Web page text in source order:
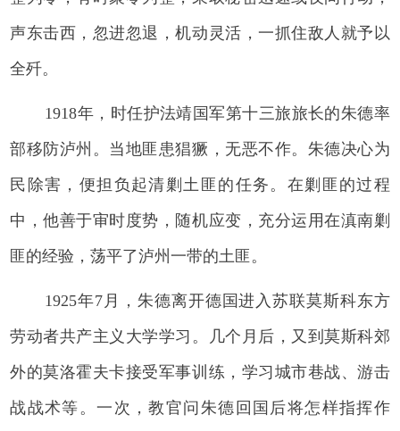
声东击西，忽进忽退，机动灵活，一抓住敌人就予以
全歼。
1918年，时任护法靖国军第十三旅旅长的朱德率
部移防泸州。当地匪患猖獗，无恶不作。朱德决心为
民除害，便担负起清剿土匪的任务。在剿匪的过程
中，他善于审时度势，随机应变，充分运用在滇南剿
匪的经验，荡平了泸州一带的土匪。
1925年7月，朱德离开德国进入苏联莫斯科东方
劳动者共产主义大学学习。几个月后，又到莫斯科郊
外的莫洛霍夫卡接受军事训练，学习城市巷战、游击
战战术等。一次，教官问朱德回国后将怎样指挥作